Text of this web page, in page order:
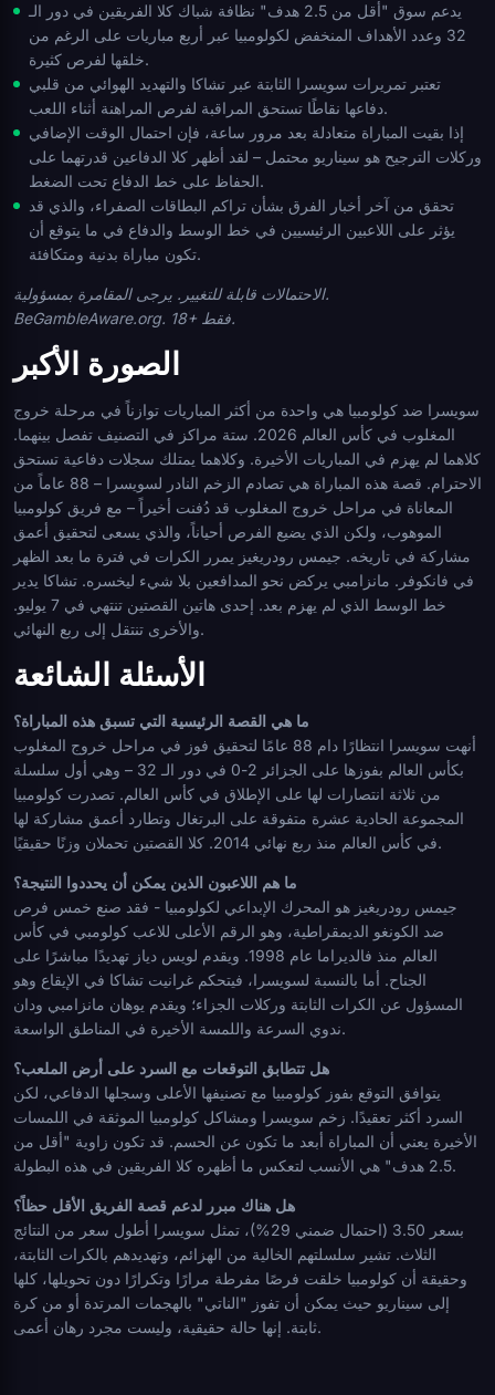
يدعم سوق "أقل من 2.5 هدف" نظافة شباك كلا الفريقين في دور الـ
32 وعدد الأهداف المنخفض لكولومبيا عبر أربع مباريات على الرغم من
خلقها لفرص كثيرة.
تعتبر تمريرات سويسرا الثابتة عبر تشاكا والتهديد الهوائي من قلبي
دفاعها نقاطًا تستحق المراقبة لفرص المراهنة أثناء اللعب.
إذا بقيت المباراة متعادلة بعد مرور ساعة، فإن احتمال الوقت الإضافي
وركلات الترجيح هو سيناريو محتمل – لقد أظهر كلا الدفاعين قدرتهما على
الحفاظ على خط الدفاع تحت الضغط.
تحقق من آخر أخبار الفرق بشأن تراكم البطاقات الصفراء، والذي قد
يؤثر على اللاعبين الرئيسيين في خط الوسط والدفاع في ما يتوقع أن
تكون مباراة بدنية ومتكافئة.
الاحتمالات قابلة للتغيير. يرجى المقامرة بمسؤولية.
BeGambleAware.org. 18+ فقط.
الصورة الأكبر
سويسرا ضد كولومبيا هي واحدة من أكثر المباريات توازناً في مرحلة خروج
المغلوب في كأس العالم 2026. ستة مراكز في التصنيف تفصل بينهما.
كلاهما لم يهزم في المباريات الأخيرة. وكلاهما يمتلك سجلات دفاعية تستحق
الاحترام. قصة هذه المباراة هي تصادم الزخم النادر لسويسرا – 88 عاماً من
المعاناة في مراحل خروج المغلوب قد دُفنت أخيراً – مع فريق كولومبيا
الموهوب، ولكن الذي يضيع الفرص أحياناً، والذي يسعى لتحقيق أعمق
مشاركة في تاريخه. جيمس رودريغيز يمرر الكرات في فترة ما بعد الظهر
في فانكوفر. مانزامبي يركض نحو المدافعين بلا شيء ليخسره. تشاكا يدير
خط الوسط الذي لم يهزم بعد. إحدى هاتين القصتين تنتهي في 7 يوليو.
والأخرى تنتقل إلى ربع النهائي.
الأسئلة الشائعة
ما هي القصة الرئيسية التي تسبق هذه المباراة؟
أنهت سويسرا انتظارًا دام 88 عامًا لتحقيق فوز في مراحل خروج المغلوب
بكأس العالم بفوزها على الجزائر 2-0 في دور الـ 32 – وهي أول سلسلة
من ثلاثة انتصارات لها على الإطلاق في كأس العالم. تصدرت كولومبيا
المجموعة الحادية عشرة متفوقة على البرتغال وتطارد أعمق مشاركة لها
في كأس العالم منذ ربع نهائي 2014. كلا القصتين تحملان وزنًا حقيقيًا.
ما هم اللاعبون الذين يمكن أن يحددوا النتيجة؟
جيمس رودريغيز هو المحرك الإبداعي لكولومبيا - فقد صنع خمس فرص
ضد الكونغو الديمقراطية، وهو الرقم الأعلى للاعب كولومبي في كأس
العالم منذ فالديراما عام 1998. ويقدم لويس دياز تهديدًا مباشرًا على
الجناح. أما بالنسبة لسويسرا، فيتحكم غرانيت تشاكا في الإيقاع وهو
المسؤول عن الكرات الثابتة وركلات الجزاء؛ ويقدم يوهان مانزامبي ودان
ندوي السرعة واللمسة الأخيرة في المناطق الواسعة.
هل تتطابق التوقعات مع السرد على أرض الملعب؟
يتوافق التوقع بفوز كولومبيا مع تصنيفها الأعلى وسجلها الدفاعي، لكن
السرد أكثر تعقيدًا. زخم سويسرا ومشاكل كولومبيا الموثقة في اللمسات
الأخيرة يعني أن المباراة أبعد ما تكون عن الحسم. قد تكون زاوية "أقل من
2.5 هدف" هي الأنسب لتعكس ما أظهره كلا الفريقين في هذه البطولة.
هل هناك مبرر لدعم قصة الفريق الأقل حظاً؟
بسعر 3.50 (احتمال ضمني 29%)، تمثل سويسرا أطول سعر من النتائج
الثلاث. تشير سلسلتهم الخالية من الهزائم، وتهديدهم بالكرات الثابتة،
وحقيقة أن كولومبيا خلقت فرصًا مفرطة مرارًا وتكرارًا دون تحويلها، كلها
إلى سيناريو حيث يمكن أن تفوز "الناتي" بالهجمات المرتدة أو من كرة
ثابتة. إنها حالة حقيقية، وليست مجرد رهان أعمى.